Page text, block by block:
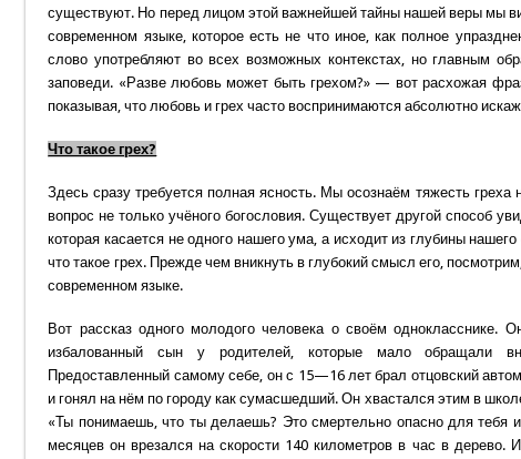
существуют. Но перед лицом этой важнейшей тайны нашей веры мы
современном языке, которое есть не что иное, как полное
слово употребляют во всех возможных контекстах, но главным
заповеди. «Разве любовь может быть грехом?» — вот расхожая
показывая, что любовь и грех часто воспринимаются абсолютно
Что такое грех?
Здесь сразу требуется полная ясность. Мы осознаём тяжесть
вопрос не только учёного богословия. Существует другой способ
которая касается не одного нашего ума, а исходит из глубины
что такое грех. Прежде чем вникнуть в глубокий смысл его,
современном языке.
Вот рассказ одного молодого человека о своём однокласснике.
избалованный сын у родителей, которые мало обращали
Предоставленный самому себе, он с 15—16 лет брал отцовский
и гонял на нём по городу как сумасшедший. Он хвастался этим в
«Ты понимаешь, что ты делаешь? Это смертельно опасно для тебя
месяцев он врезался на скорости 140 километров в час в дерево.